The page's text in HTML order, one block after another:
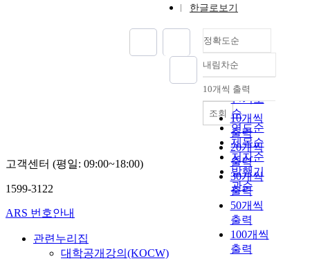
한글로보기
정확도순
정확도
순
인기도
순
연도순
제목순
저자순
발행기
관순
내림차순
내림차순
10개씩 출력
10개씩
출력
20개씩
출력
30개씩
출력
50개씩
출력
100개씩
출력
조회
고객센터 (평일: 09:00~18:00)
1599-3122
ARS 번호안내
관련누리집
대학공개강의(KOCW)